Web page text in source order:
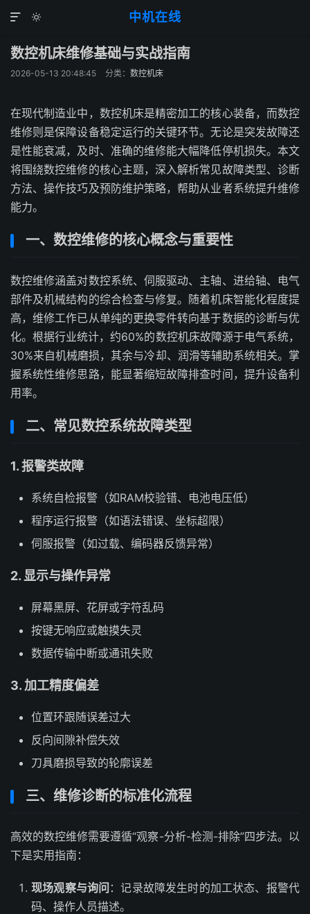
中机在线


数控机床维修基础与实战指南
2026-05-13 20:48:45 分类： 数控机床
在现代制造业中，数控机床是精密加工的核心装备，而数控
维修则是保障设备稳定运行的关键环节。无论是突发故障还
是性能衰减，及时、准确的维修能大幅降低停机损失。本文
将围绕数控维修的核心主题，深入解析常见故障类型、诊断
方法、操作技巧及预防维护策略，帮助从业者系统提升维修
能力。
一、数控维修的核心概念与重要性
数控维修涵盖对数控系统、伺服驱动、主轴、进给轴、电气
部件及机械结构的综合检查与修复。随着机床智能化程度提
高，维修工作已从单纯的更换零件转向基于数据的诊断与优
化。根据行业统计，约60%的数控机床故障源于电气系统，
30%来自机械磨损，其余与冷却、润滑等辅助系统相关。掌
握系统性维修思路，能显著缩短故障排查时间，提升设备利
用率。
二、常见数控系统故障类型
1. 报警类故障
系统自检报警（如RAM校验错、电池电压低）
程序运行报警（如语法错误、坐标超限）
伺服报警（如过载、编码器反馈异常）
2. 显示与操作异常
屏幕黑屏、花屏或字符乱码
按键无响应或触摸失灵
数据传输中断或通讯失败
3. 加工精度偏差
位置环跟随误差过大
反向间隙补偿失效
刀具磨损导致的轮廓误差
三、维修诊断的标准化流程
高效的数控维修需要遵循“观察-分析-检测-排除”四步法。以
下是实用指南：
现场观察与询问 ：记录故障发生时的加工状态、报警代
码、操作人员描述。